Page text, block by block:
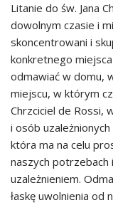
Litanie do św. Jana
dowolnym czasie i
skoncentrowani i
konkretnego
odmawiać w domu,
miejscu, w którym
Chrzciciel de Rossi,
i osób
która ma na celu
naszych potrzebach
uzależnieniem.
łaskę uwolnienia od